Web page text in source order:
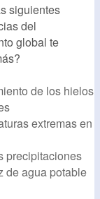
/></a>
siguientes
del
global te
de los hielos
extremas en
precipitaciones
de agua potable